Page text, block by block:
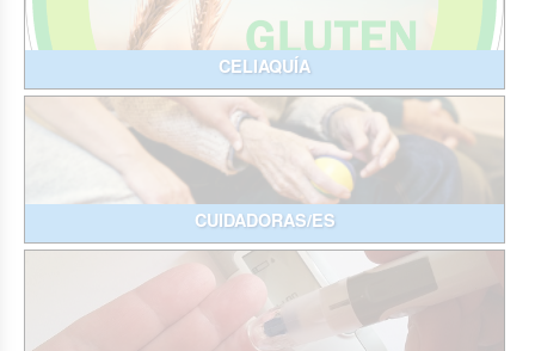
CELIAQUÍA
CUIDADORAS/ES